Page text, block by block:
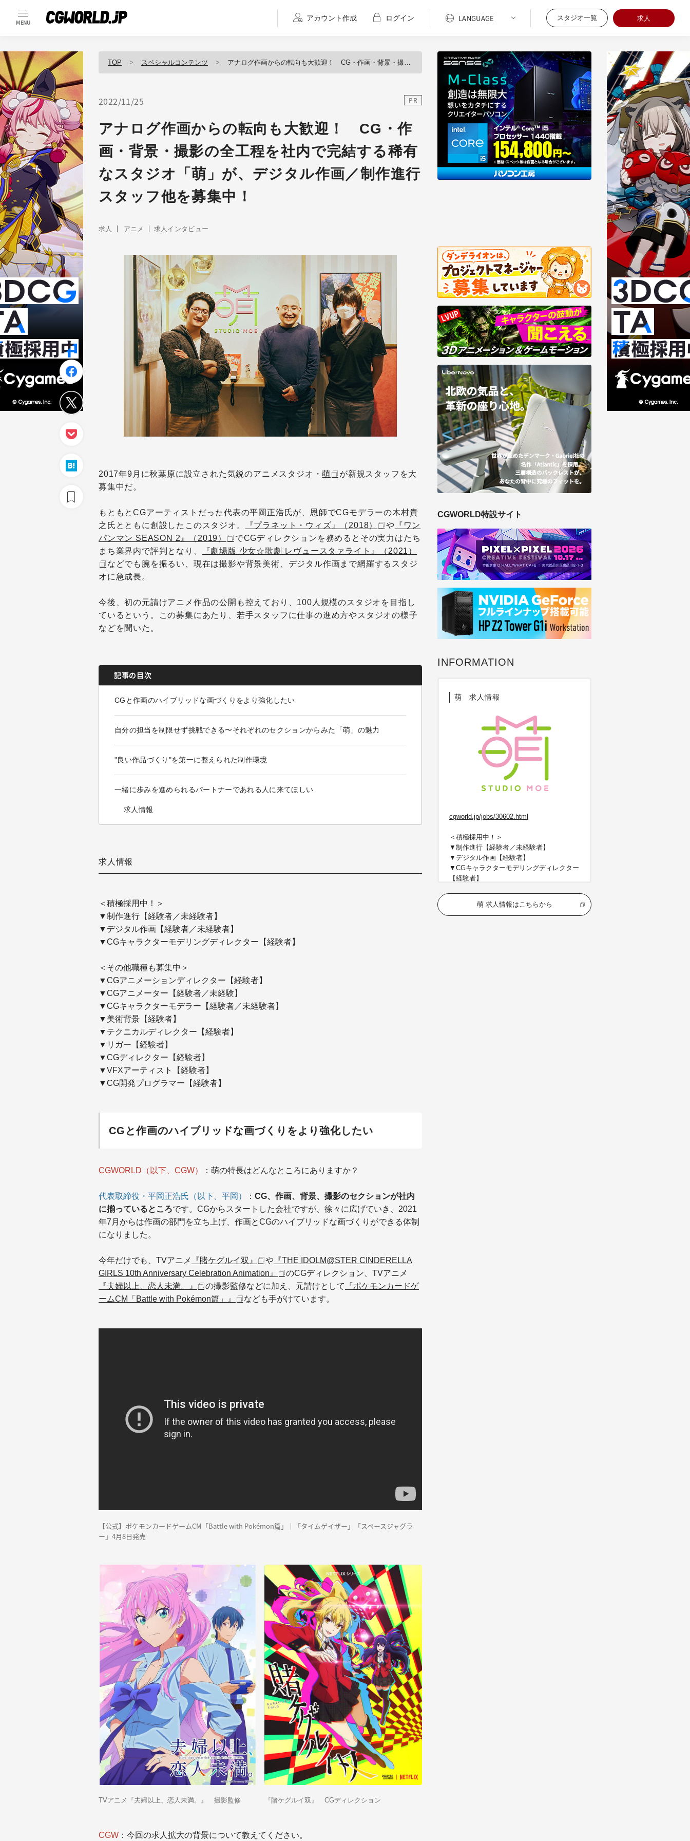
MENU
アカウント作成 ログイン スタジオ一覧 求人
TOP スペシャルコンテンツ アナログ作画からの転向も大歓迎！ CG・作画・背景・撮影の全工程を社内で完結する稀有なスタジオ「萌」が、デジタル作画／制作進行スタッフ他を募集中！
2022/11/25 PR
アナログ作画からの転向も大歓迎！ CG・作
画・背景・撮影の全工程を社内で完結する稀有
なスタジオ「萌」が、デジタル作画／制作進行
スタッフ他を募集中！
求人 アニメ 求人インタビュー
2017年9月に秋葉原に設立された気鋭のアニメスタジオ・萌
が新規スタッフを大
募集中だ。
もともとCGアーティストだった代表の平岡正浩氏が、恩師でCGモデラーの木村貴
之氏とともに創設したこのスタジオ。
『プラネット・ウィズ』（2018） や 『ワン
パンマン SEASON 2』（2019）
でCGディレクションを務めるとその実力はたち
まち業界内で評判となり、
『劇場版 少女☆歌劇 レヴュースタァライト』（2021）
などでも腕を振るい、現在は撮影や背景美術、デジタル作画まで網羅するスタジ
オに急成長。
今後、初の元請けアニメ作品の公開も控えており、100人規模のスタジオを目指し
ているという。この募集にあたり、若手スタッフに仕事の進め方やスタジオの様子
などを聞いた。
記事の目次
CGと作画のハイブリッドな画づくりをより強化したい
自分の担当を制限せず挑戦できる〜それぞれのセクションからみた「萌」の魅力
"良い作品づくり"を第一に整えられた制作環境
一緒に歩みを進められるパートナーであれる人に来てほしい
求人情報
求人情報
＜積極採用中！＞
▼制作進行【経験者／未経験者】
▼デジタル作画【経験者／未経験者】
▼CGキャラクターモデリングディレクター【経験者】
＜その他職種も募集中＞
▼CGアニメーションディレクター【経験者】
▼CGアニメーター【経験者／未経験】
▼CGキャラクターモデラー【経験者／未経験者】
▼美術背景【経験者】
▼テクニカルディレクター【経験者】
▼リガー【経験者】
▼CGディレクター【経験者】
▼VFXアーティスト【経験者】
▼CG開発プログラマー【経験者】
CGと作画のハイブリッドな画づくりをより強化したい
CGWORLD（以下、CGW） ：萌の特長はどんなところにありますか？
代表取締役・平岡正浩氏（以下、平岡） ： CG、作画、背景、撮影のセクションが社内
に揃っているところです。CGからスタートした会社ですが、徐々に広げていき、2021
年7月からは作画の部門を立ち上げ、作画とCGのハイブリッドな画づくりができる体制
になりました。
今年だけでも、TVアニメ 『賭ケグルイ双』 や 『THE IDOLM@STER CINDERELLA
GIRLS 10th Anniversary Celebration Animation』
のCGディレクション、TVアニメ
『夫婦以上、恋人未満。』
の撮影監修などに加え、元請けとして
『ポケモンカードゲ
ームCM「Battle with Pokémon篇」』
なども手がけています。
【公式】ポケモンカードゲームCM「Battle with Pokémon篇」｜「タイムゲイザー」「スペースジャグラ
ー」4月8日発売
TVアニメ『夫婦以上、恋人未満。』 撮影監修 『賭ケグルイ双』 CGディレクション
CGW ：今回の求人拡大の背景について教えてください。
CGWORLD特設サイト
INFORMATION
萌 求人情報
cgworld.jp/jobs/30602.html
＜積極採用中！＞
▼制作進行【経験者／未経験者】
▼デジタル作画【経験者】
▼CGキャラクターモデリングディレクター
【経験者】
▼CGアニメーションディレクター【経験
萌 求人情報はこちらから